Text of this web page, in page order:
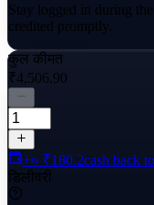
Stay logged in during
credited promptly.
कुल कीमत
₹4,506.90
+≈ ₹180.2cash back
डिलीवरी